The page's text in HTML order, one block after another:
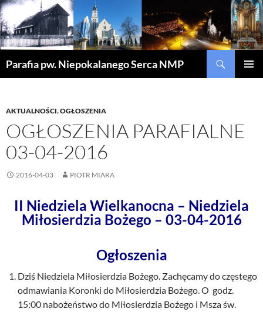
Parafia pw. Niepokalanego Serca NMP
AKTUALNOŚCI,OGŁOSZENIA
OGŁOSZENIA PARAFIALNE
03-04-2016
2016-04-03 PIOTR MIARA
II Niedziela Wielkanocna – Niedziela
Miłosierdzia Bożego – 03-04-2016
Ogłoszenia
Dziś Niedziela Miłosierdzia Bożego. Zachęcamy do częstego
odmawiania Koronki do Miłosierdzia Bożego. O godz.
15:00 nabożeństwo do Miłosierdzia Bożego i Msza św.